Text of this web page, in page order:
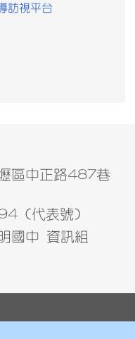
訪視平台
區中正路487巷
(代表號)
國中 資訊組